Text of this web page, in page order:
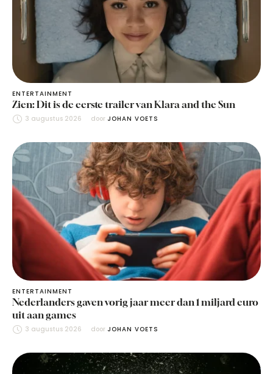
ENTERTAINMENT
Zien: Dit is de eerste trailer van Klara and the Sun
3 augustus 2026 door JOHAN VOETS
ENTERTAINMENT
Nederlanders gaven vorig jaar meer dan 1 miljard euro
uit aan games
3 augustus 2026 door JOHAN VOETS